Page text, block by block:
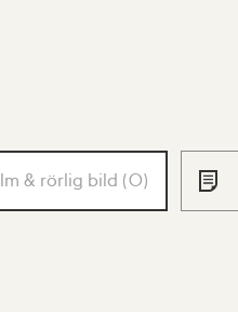
& rörlig bild (0)